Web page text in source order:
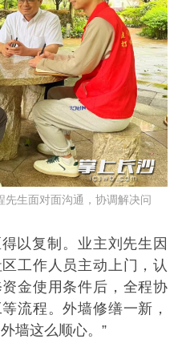
生面对面沟通，协调解决问
以复制。业主刘先生因
工作人员主动上门，认
金使用条件后，全程协
流程。外墙修缮一新，
墙这么顺心。”